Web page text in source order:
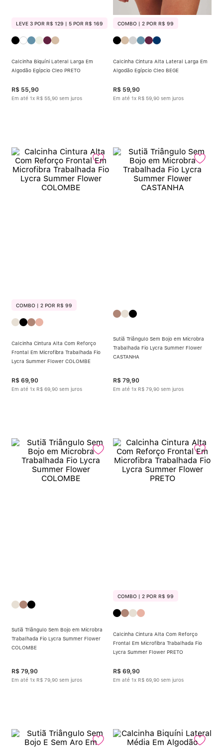
LEVE 3 POR R$ 129 | 5 POR R$ 169
Calcinha Biquíni Lateral Larga Em
Algodão Egípcio Cleo PRETO
R$ 55,90
Em até 1x R$ 55 90 sem juros
COMBO | 2 POR R$ 99
Calcinha Cintura Alta Lateral Larga Em
Algodão Egípcio Cleo BEGE
R$ 59,90
Em até 1x R$ 59 90 sem juros
COMBO | 2 POR R$ 99
Calcinha Cintura Alta Com Reforço
Frontal Em Microfibra Trabalhada Fio
Lycra Summer Flower COLOMBE
R$ 69,90
Em até 1x R$ 69 90 sem juros
Sutiã Triângulo Sem Bojo em Microbra
Trabalhada Fio Lycra Summer Flower
CASTANHA
R$ 79,90
Em até 1x R$ 79 90 sem juros
Sutiã Triângulo Sem Bojo em Microbra
Trabalhada Fio Lycra Summer Flower
COLOMBE
R$ 79,90
Em até 1x R$ 79 90 sem juros
COMBO | 2 POR R$ 99
Calcinha Cintura Alta Com Reforço
Frontal Em Microfibra Trabalhada Fio
Lycra Summer Flower PRETO
R$ 69,90
Em até 1x R$ 69 90 sem juros